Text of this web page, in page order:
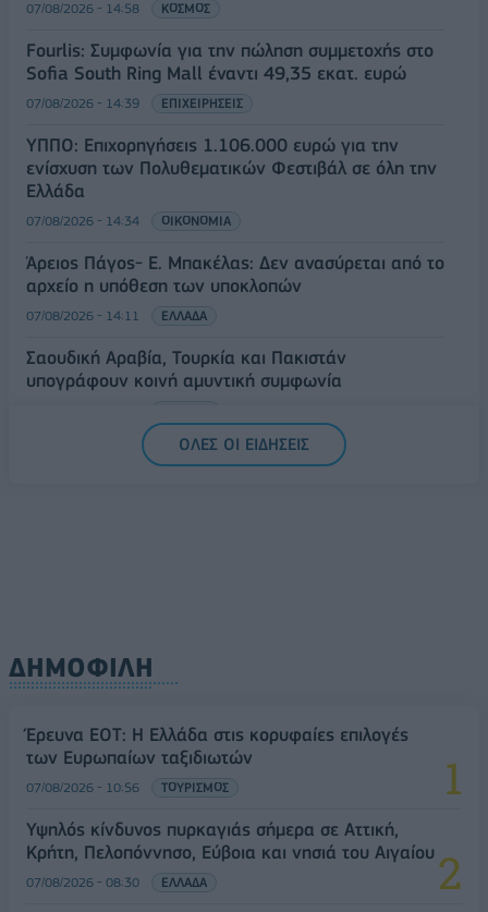
07/08/2026 - 14:58 ΚΟΣΜΟΣ
Fourlis: Συμφωνία για την πώληση συμμετοχής στο
Sofia South Ring Mall έναντι 49,35 εκατ. ευρώ
07/08/2026 - 14:39 ΕΠΙΧΕΙΡΗΣΕΙΣ
ΥΠΠΟ: Επιχορηγήσεις 1.106.000 ευρώ για την
ενίσχυση των Πολυθεματικών Φεστιβάλ σε όλη την
Ελλάδα
07/08/2026 - 14:34 ΟΙΚΟΝΟΜΙΑ
Άρειος Πάγος- Ε. Μπακέλας: Δεν ανασύρεται από το
αρχείο η υπόθεση των υποκλοπών
07/08/2026 - 14:11 ΕΛΛΑΔΑ
Σαουδική Αραβία, Τουρκία και Πακιστάν
υπογράφουν κοινή αμυντική συμφωνία
ΟΛΕΣ ΟΙ ΕΙΔΗΣΕΙΣ
ΔΗΜΟΦΙΛΗ
Έρευνα ΕΟΤ: Η Ελλάδα στις κορυφαίες επιλογές
των Ευρωπαίων ταξιδιωτών
07/08/2026 - 10:56 ΤΟΥΡΙΣΜΟΣ
Υψηλός κίνδυνος πυρκαγιάς σήμερα σε Αττική,
Κρήτη, Πελοπόννησο, Εύβοια και νησιά του Αιγαίου
07/08/2026 - 08:30 ΕΛΛΑΔΑ